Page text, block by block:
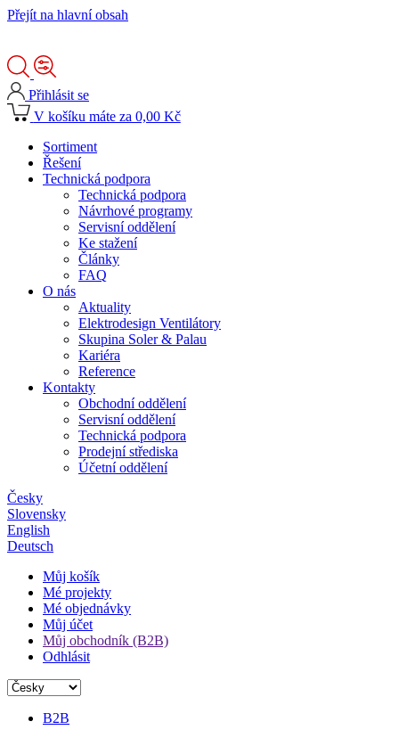
Přejít na hlavní obsah
Přihlásit se
V košíku máte za 0,00 Kč
Sortiment
Řešení
Technická podpora
Technická podpora
Návrhové programy
Servisní oddělení
Ke stažení
Články
FAQ
O nás
Aktuality
Elektrodesign Ventilátory
Skupina Soler & Palau
Kariéra
Reference
Kontakty
Obchodní oddělení
Servisní oddělení
Technická podpora
Prodejní střediska
Účetní oddělení
Česky
Slovensky
English
Deutsch
Můj košík
Mé projekty
Mé objednávky
Můj účet
Můj obchodník (B2B)
Odhlásit
B2B